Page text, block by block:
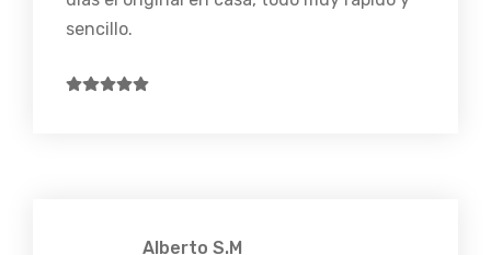
sencillo.
Alberto S.M